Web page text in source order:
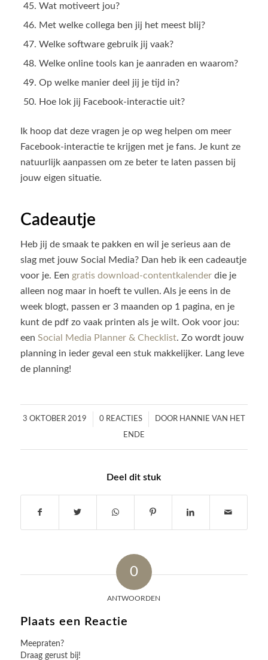
Wat motiveert jou?
Met welke collega ben jij het meest blij?
Welke software gebruik jij vaak?
Welke online tools kan je aanraden en waarom?
Op welke manier deel jij je tijd in?
Hoe lok jij Facebook-interactie uit?
Ik hoop dat deze vragen je op weg helpen om meer
Facebook-interactie te krijgen met je fans. Je kunt ze
natuurlijk aanpassen om ze beter te laten passen bij
jouw eigen situatie.
Cadeautje
Heb jij de smaak te pakken en wil je serieus aan de
slag met jouw Social Media? Dan heb ik een cadeautje
voor je. Een gratis download-contentkalenderdie je
alleen nog maar in hoeft te vullen. Als je eens in de
week blogt, passen er 3 maanden op 1 pagina, en je
kunt de pdf zo vaak printen als je wilt. Ook voor jou:
een Social Media Planner & Checklist. Zo wordt jouw
planning in ieder geval een stuk makkelijker. Lang leve
de planning!
3 OKTOBER 2019
/ 0 REACTIES
/ DOOR HANNIE VAN HET
ENDE
Deel dit stuk
0
ANTWOORDEN
Plaats een Reactie
Meepraten?
Draag gerust bij!